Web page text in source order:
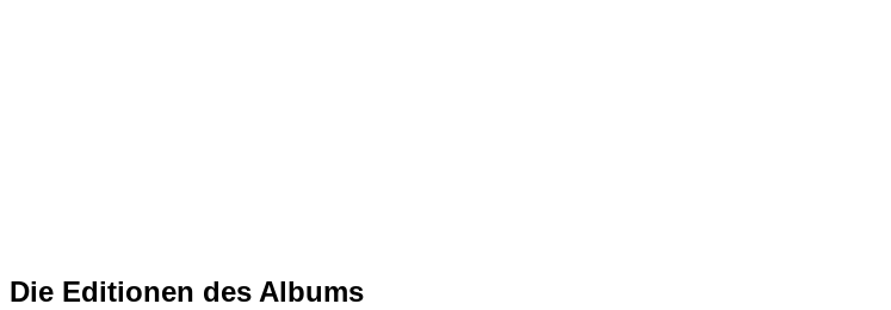
Die Editionen des Albums